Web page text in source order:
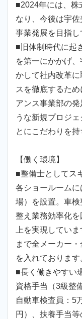
■2024年には、株
なり、今後は宇
事業発展を目指し
■旧体制時代に起
を第一にかかげ
かして社内改革
スを徹底するた
アンス事業部の
うな新規プロジ
とにこだわりを持
【働く環境】
■整備士としてス
各ショールーム
場）を設置。車
整え業務効率化
上を実現してい
まで全メーカー
を入れております
■長く働きやすい
資格手当（3級整
自動車検査員：5
円）、扶養手当